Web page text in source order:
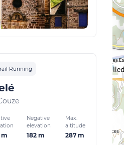
Running
m
Negative
elevation
182 m
Max.
altitude
287 m